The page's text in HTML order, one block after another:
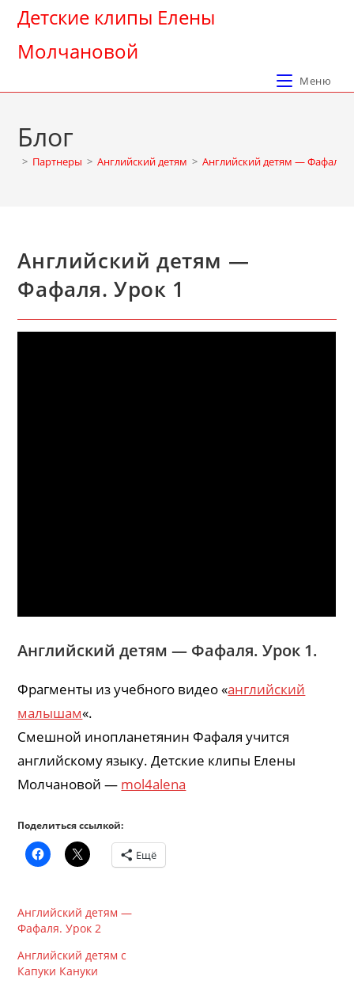
Перейти
содержимому
Детские клипы Елены
Молчановой
Меню
Блог
> Партнеры > Английский детям > Английский детям — Фафаля.
Английский детям —
Фафаля. Урок 1
Английский детям — Фафаля. Урок 1.
Фрагменты из учебного видео «английский
малышам«.
Смешной инопланетянин Фафаля учится
английскому языку. Детские клипы Елены
Молчановой — mol4alena
Поделиться ссылкой:
Ещё
Английский детям —
Фафаля. Урок 2
Английский детям с
Капуки Кануки